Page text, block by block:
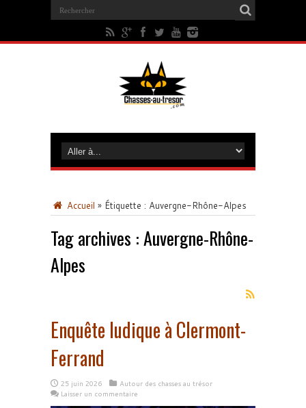
Accueil » Étiquette : Auvergne-Rhône-Alpes
Tag archives :Auvergne-Rhône-
Alpes
Enquête ludique à Clermont-
Ferrand
25 juin 2026
Autour des chasses au trésor
Laisser un commentaire